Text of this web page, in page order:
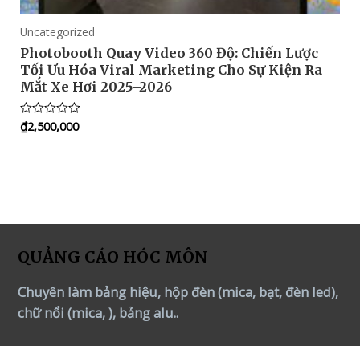
Uncategorized
Photobooth Quay Video 360 Độ: Chiến Lược
Tối Ưu Hóa Viral Marketing Cho Sự Kiện Ra
Mắt Xe Hơi 2025–2026
Rated
0
₫2,500,000
QUẢNG CÁO HÓC MÔN
Chuyên làm bảng hiệu, hộp đèn (mica, bạt, đèn led),
chữ nổi (mica, ), bảng alu..